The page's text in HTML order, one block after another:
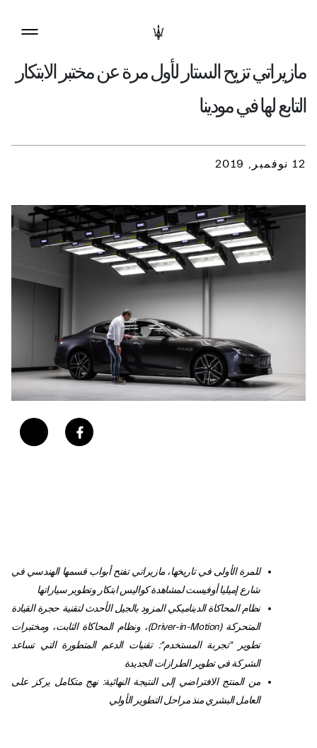
مازيراتي تزيح الستار لأول مرة عن مختبر الابتكار
التابع لها في مودينا
12 نوفمبر, 2019
للمرة الأولى في تاريخها، مازيراتي تفتح أبواب قسمها الهندسي في
شارع إميليا أوفيست لمشاهدة كواليس ابتكار وتطوير سياراتها
نظام المحاكاة الديناميكي المزود بالجيل الأحدث لتقنية حجرة القيادة
المتحركة (Driver-in-Motion)، ونظام المحاكاة الثابت، ومختبرات
تطوير "تجربة المستخدم": تقنيات الدعم المتطورة التي تساعد
الشركة في تطوير الطرازات الجديدة
من المنتج الافتراضي إلى النتيجة النهائية: نهج متكامل يركز على
العامل البشري منذ مراحل التطوير الأولي